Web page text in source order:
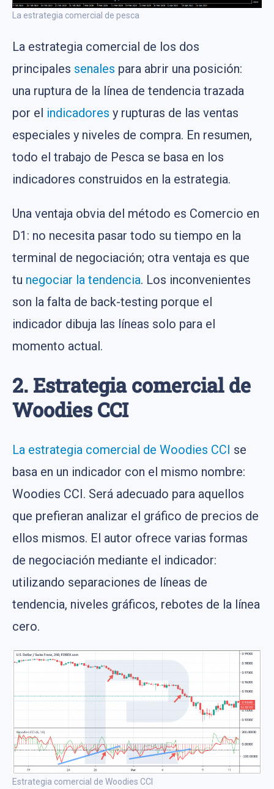
La estrategia comercial de pesca
La estrategia comercial de los dos
principales senales para abrir una posición:
una ruptura de la línea de tendencia trazada
por el indicadores y rupturas de las ventas
especiales y niveles de compra. En resumen,
todo el trabajo de Pesca se basa en los
indicadores construidos en la estrategia.
Una ventaja obvia del método es Comercio en
D1: no necesita pasar todo su tiempo en la
terminal de negociación; otra ventaja es que
tu negociar la tendencia. Los inconvenientes
son la falta de back-testing porque el
indicador dibuja las líneas solo para el
momento actual.
2. Estrategia comercial de
Woodies CCI
La estrategia comercial de Woodies CCI se
basa en un indicador con el mismo nombre:
Woodies CCI. Será adecuado para aquellos
que prefieran analizar el gráfico de precios de
ellos mismos. El autor ofrece varias formas
de negociación mediante el indicador:
utilizando separaciones de líneas de
tendencia, niveles gráficos, rebotes de la línea
cero.
Estrategia comercial de Woodies CCI